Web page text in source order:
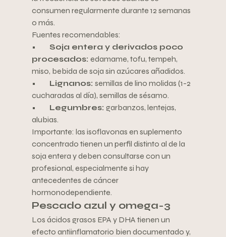
consumen regularmente durante 12 semanas
o más.
Fuentes recomendables:
• Soja entera y derivados poco
procesados: edamame, tofu, tempeh,
miso, bebida de soja sin azúcares añadidos.
• Lignanos: semillas de lino molidas (1-2
cucharadas al día), semillas de sésamo.
• Legumbres: garbanzos, lentejas,
alubias.
Importante: las isoflavonas en suplemento
concentrado tienen un perfil distinto al de la
soja entera y deben consultarse con un
profesional, especialmente si hay
antecedentes de cáncer
hormonodependiente.
Pescado azul y omega-3
Los ácidos grasos EPA y DHA tienen un
efecto antiinflamatorio bien documentado y,